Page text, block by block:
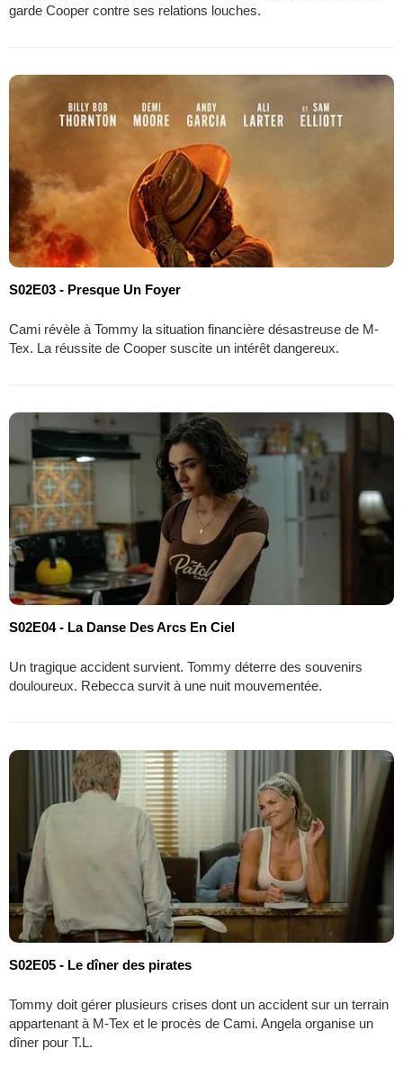
garde Cooper contre ses relations louches.
S02E03 - Presque Un Foyer
Cami révèle à Tommy la situation financière désastreuse de M-
Tex. La réussite de Cooper suscite un intérêt dangereux.
S02E04 - La Danse Des Arcs En Ciel
Un tragique accident survient. Tommy déterre des souvenirs
douloureux. Rebecca survit à une nuit mouvementée.
S02E05 - Le dîner des pirates
Tommy doit gérer plusieurs crises dont un accident sur un terrain
appartenant à M-Tex et le procès de Cami. Angela organise un
dîner pour T.L.